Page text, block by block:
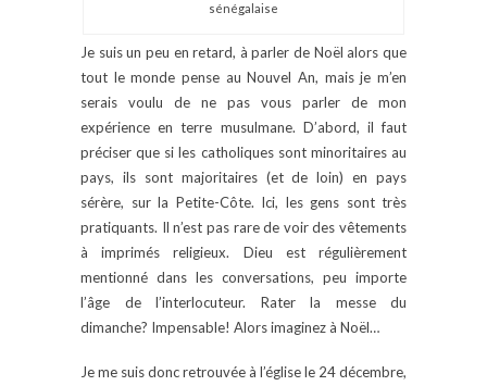
sénégalaise
Je suis un peu en retard, à parler de Noël alors que
tout le monde pense au Nouvel An, mais je m’en
serais voulu de ne pas vous parler de mon
expérience en terre musulmane. D’abord, il faut
préciser que si les catholiques sont minoritaires au
pays, ils sont majoritaires (et de loin) en pays
sérère, sur la Petite-Côte. Ici, les gens sont très
pratiquants. Il n’est pas rare de voir des vêtements
à imprimés religieux. Dieu est régulièrement
mentionné dans les conversations, peu importe
l’âge de l’interlocuteur. Rater la messe du
dimanche? Impensable! Alors imaginez à Noël…
Je me suis donc retrouvée à l’église le 24 décembre,